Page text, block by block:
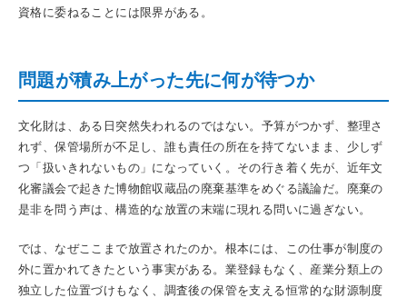
資格に委ねることには限界がある。
問題が積み上がった先に何が待つか
文化財は、ある日突然失われるのではない。予算がつかず、整理さ
れず、保管場所が不足し、誰も責任の所在を持てないまま、少しず
つ「扱いきれないもの」になっていく。その行き着く先が、近年文
化審議会で起きた博物館収蔵品の廃棄基準をめぐる議論だ。廃棄の
是非を問う声は、構造的な放置の末端に現れる問いに過ぎない。
では、なぜここまで放置されたのか。根本には、この仕事が制度の
外に置かれてきたという事実がある。業登録もなく、産業分類上の
独立した位置づけもなく、調査後の保管を支える恒常的な財源制度